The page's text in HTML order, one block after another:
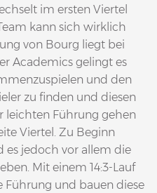
im ersten Viertel
kann sich wirklich
von Bourg liegt bei
Academics gelingt es
und den
zu finden und diesen
leichten Führung gehen
Viertel. Zu Beginn
es jedoch vor allem die
Mit einem 14:3-Lauf
Führung und bauen diese